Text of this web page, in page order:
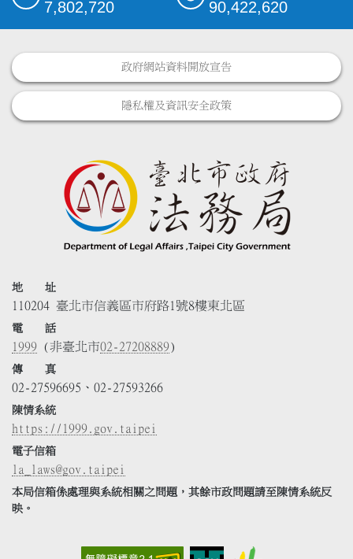
7,802,720 90,422,620
政府網站資料開放宣告
隱私權及資訊安全政策
地 址
110204 臺北市信義區市府路1號8樓東北區
電 話
1999 (非臺北市02-27208889)
傳 真
02-27596695、02-27593266
陳情系統
https://1999.gov.taipei
電子信箱
la_laws@gov.taipei
本局信箱係處理與系統相關之問題，其餘市政問題請至陳情系統反
映。